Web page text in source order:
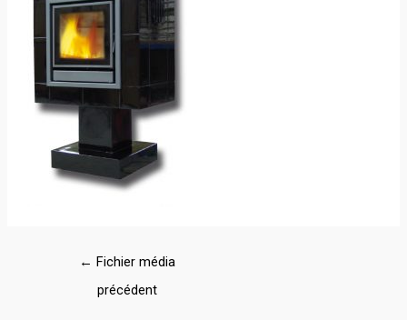
← Fichier média
précédent